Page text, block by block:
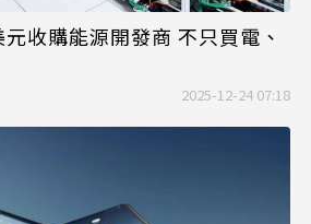
收購能源開發商 不只買電、
2025-12-24 07:18